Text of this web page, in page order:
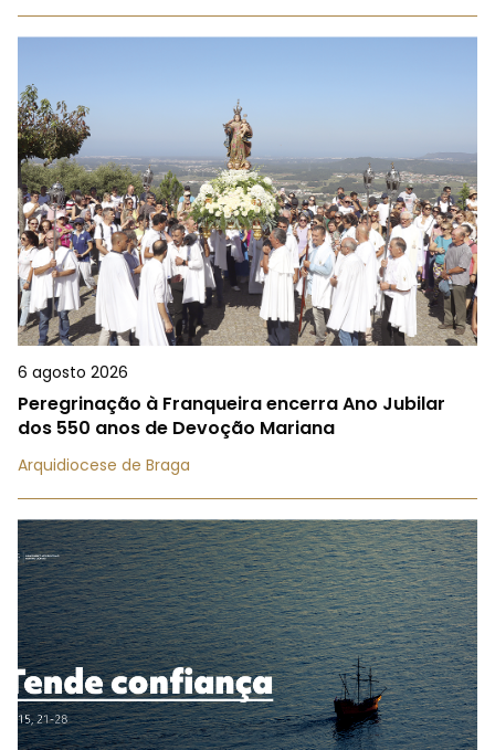
6 agosto 2026
Peregrinação à Franqueira encerra Ano Jubilar
dos 550 anos de Devoção Mariana
Arquidiocese de Braga